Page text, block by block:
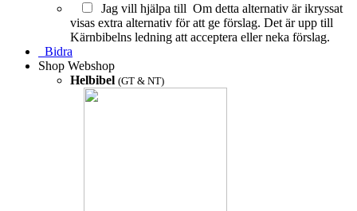
Jag vill hjälpa till Om detta alternativ är ikryssat
visas extra alternativ för att ge förslag. Det är upp till
Kärnbibelns ledning att acceptera eller neka förslag.
Bidra
Shop Webshop
Helbibel (GT & NT)